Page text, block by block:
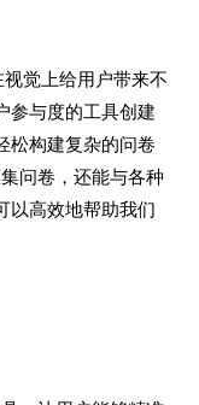
觉上给用户带来不
参与度的工具创建
松构建复杂的问卷
问卷，还能与各种
以高效地帮助我们